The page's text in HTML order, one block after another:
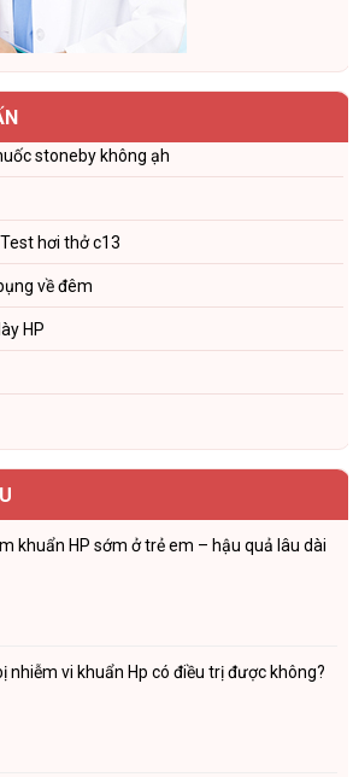
stoneby không ạh
hơi thở c13
về đêm
HP
khuẩn HP sớm ở trẻ em – hậu quả lâu dài
nhiễm vi khuẩn Hp có điều trị được không?